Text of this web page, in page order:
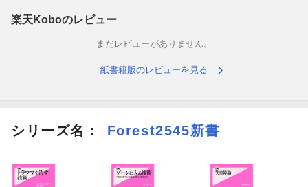
ツイッターやフェイスブックなどのソーシャルメディアの登場に
す。
楽天Koboのレビュー
まだレビューがありません。
紙書籍版のレビューを見る
シリーズ名： Forest2545新書